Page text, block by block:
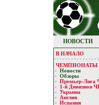
НОВОСТИ
В НАЧАЛО
ЧЕМПИОНАТЫ
Новости
Обзоры
Премьер-Лигa
1-й Дивизион
Украина
Англия
Испания